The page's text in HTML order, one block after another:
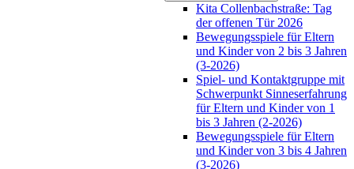
Kita Collenbachstraße: Tag
der offenen Tür 2026
Bewegungsspiele für Eltern
und Kinder von 2 bis 3 Jahren
(3-2026)
Spiel- und Kontaktgruppe mit
Schwerpunkt Sinneserfahrung
für Eltern und Kinder von 1
bis 3 Jahren (2-2026)
Bewegungsspiele für Eltern
und Kinder von 3 bis 4 Jahren
(3-2026)